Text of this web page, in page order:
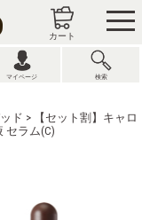
カート
マイページ 検索
ド > 【セット割】キャロ
セラム(C)